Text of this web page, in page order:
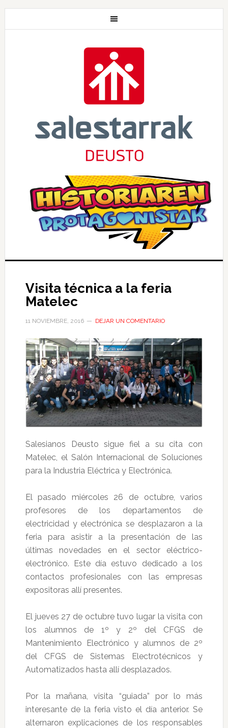
Visita técnica a la feria
Matelec
11 NOVIEMBRE, 2016 DEJAR UN COMENTARIO
Salesianos Deusto sigue fiel a su cita con
Matelec, el Salón Internacional de Soluciones
para la Industria Eléctrica y Electrónica.
El pasado miércoles 26 de octubre, varios
profesores de los departamentos de
electricidad y electrónica se desplazaron a la
feria para asistir a la presentación de las
últimas novedades en el sector eléctrico-
electrónico. Este día estuvo dedicado a los
contactos profesionales con las empresas
expositoras allí presentes.
El jueves 27 de octubre tuvo lugar la visita con
los alumnos de 1º y 2º del CFGS de
Mantenimiento Electrónico y alumnos de 2º
del CFGS de Sistemas Electrotécnicos y
Automatizados hasta allí desplazados.
Por la mañana, visita “guiada” por lo más
interesante de la feria visto el día anterior. Se
alternaron explicaciones de los responsables